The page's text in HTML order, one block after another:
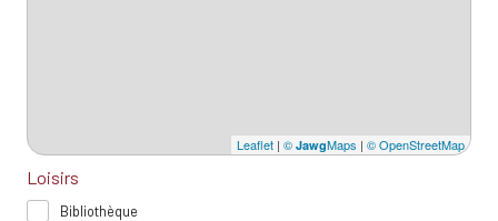
Leaflet | © JawgMaps | © OpenStreetMap
Loisirs
Bibliothèque